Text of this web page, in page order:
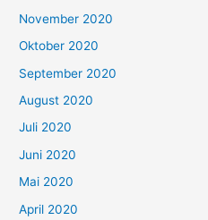
November 2020
Oktober 2020
September 2020
August 2020
Juli 2020
Juni 2020
Mai 2020
April 2020